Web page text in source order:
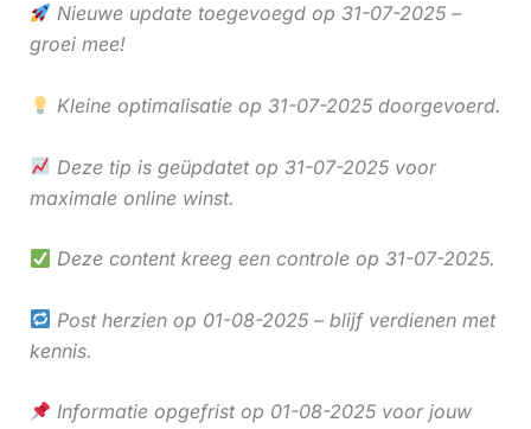
Nieuwe update toegevoegd op 31-07-2025 –
groei mee!
Kleine optimalisatie op 31-07-2025 doorgevoerd.
Deze tip is geüpdatet op 31-07-2025 voor
maximale online winst.
Deze content kreeg een controle op 31-07-2025.
Post herzien op 01-08-2025 – blijf verdienen met
kennis.
Informatie opgefrist op 01-08-2025 voor jouw